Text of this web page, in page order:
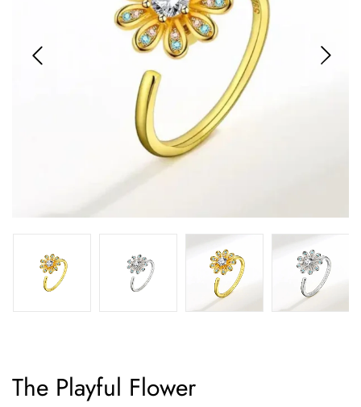
The Playful Flower